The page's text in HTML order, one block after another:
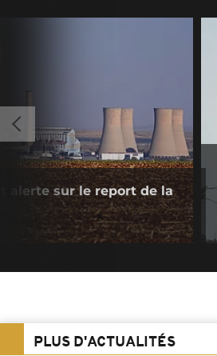
alerte sur le report de la
PLUS D'ACTUALITÉS